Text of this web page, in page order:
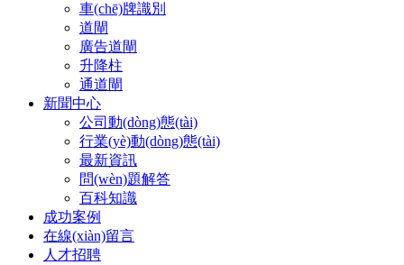
車(chē)牌識別
道閘
廣告道閘
升降柱
通道閘
新聞中心
公司動(dòng)態(tài)
行業(yè)動(dòng)態(tài)
最新資訊
問(wèn)題解答
百科知識
成功案例
在線(xiàn)留言
人才招聘